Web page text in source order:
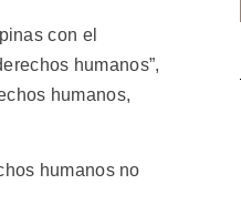
con el
humanos”,
humanos,
humanos no